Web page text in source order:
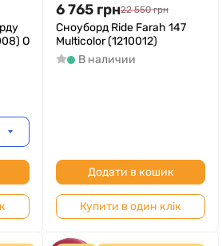
O
6 765 грн22 550 грн
Сноуборд Ride Farah 147
Multicolor (1210012)
В наличии
Додати в кошик
Купити в один клік